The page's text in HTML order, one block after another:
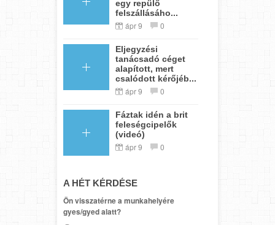
egy repülő
felszállásáho...
ápr 9 0
Eljegyzési
tanácsadó céget
alapított, mert
csalódott kérőjéb...
ápr 9 0
Fáztak idén a brit
feleségcipelők
(videó)
ápr 9 0
A HÉT KÉRDÉSE
Ön visszatérne a munkahelyére
gyes/gyed alatt?